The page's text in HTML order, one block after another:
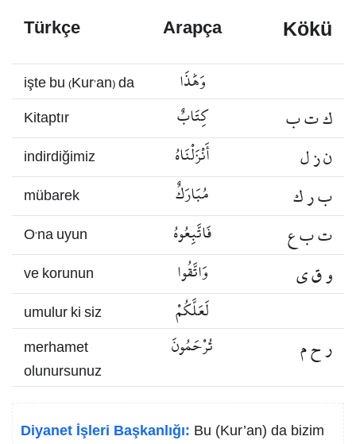
Türkçe Arapça Kökü
işte bu (Kur’an) da وَهَٰذَا
Kitaptır كِتَابٌ ك ت ب
indirdiğimiz أَنْزَلْنَاهُ ن ز ل
mübarek مُبَارَكٌ ب ر ك
O’na uyun فَاتَّبِعُوهُ ت ب ع
ve korunun وَاتَّقُوا و ق ي
umulur ki siz لَعَلَّكُمْ
merhamet
olunursunuz
تُرْحَمُونَ ر ح م
Diyanet İşleri Başkanlığı: Bu (Kur’an) da bizim